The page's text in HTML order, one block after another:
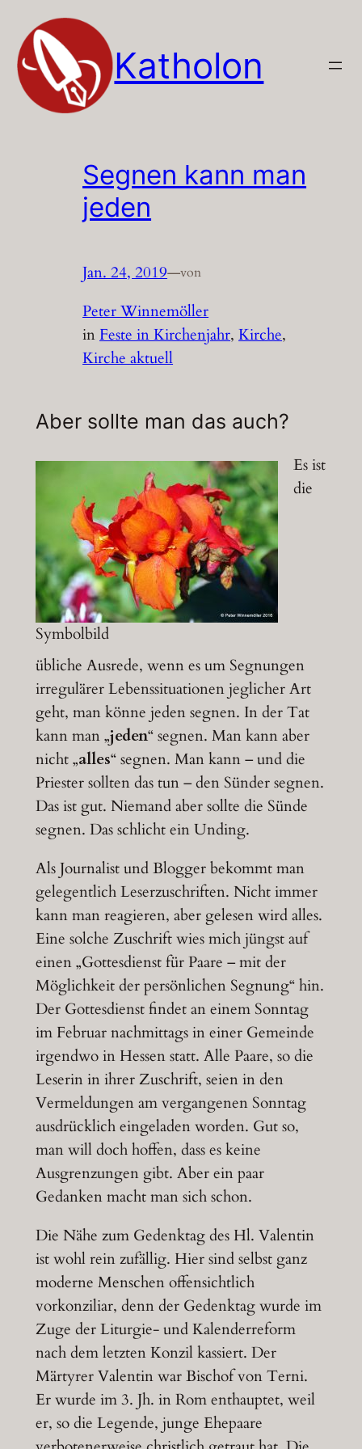
Inhalt
springen
Katholon
Segnen kann man
jeden
Jan. 24, 2019—von
Peter Winnemöller
in Feste in Kirchenjahr, Kirche
Kirche aktuell
Aber sollte man das auch?
Symbolbild
Es ist
die
übliche Ausrede, wenn es um Segnungen
irregulärer Lebenssituationen jeglicher Art
geht, man könne jeden segnen. In der Tat
kann man „jeden“ segnen. Man kann aber
nicht „alles“ segnen. Man kann – und die
Priester sollten das tun – den Sünder segnen.
Das ist gut. Niemand aber sollte die Sünde
segnen. Das schlicht ein Unding.
Als Journalist und Blogger bekommt man
gelegentlich Leserzuschriften. Nicht immer
kann man reagieren, aber gelesen wird alles.
Eine solche Zuschrift wies mich jüngst auf
einen „Gottesdienst für Paare – mit der
Möglichkeit der persönlichen Segnung“ hin.
Der Gottesdienst findet an einem Sonntag
im Februar nachmittags in einer Gemeinde
irgendwo in Hessen statt. Alle Paare, so die
Leserin in ihrer Zuschrift, seien in den
Vermeldungen am vergangenen Sonntag
ausdrücklich eingeladen worden. Gut so,
man will doch hoffen, dass es keine
Ausgrenzungen gibt. Aber ein paar
Gedanken macht man sich schon.
Die Nähe zum Gedenktag des Hl. Valentin
ist wohl rein zufällig. Hier sind selbst ganz
moderne Menschen offensichtlich
vorkonziliar, denn der Gedenktag wurde im
Zuge der Liturgie- und Kalenderreform
nach dem letzten Konzil kassiert. Der
Märtyrer Valentin war Bischof von Terni.
Er wurde im 3. Jh. in Rom enthauptet, weil
er, so die Legende, junge Ehepaare